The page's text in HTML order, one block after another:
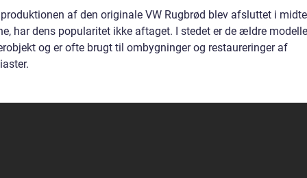
af den originale VW Rugbrød blev afsluttet i
har dens popularitet ikke aftaget. I stedet er de ældre
og er ofte brugt til ombygninger og restaureringer af